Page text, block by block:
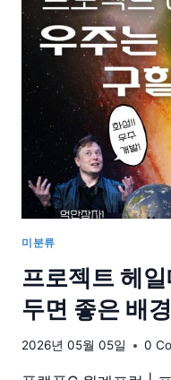
미분류
프로젝트 헤
두면 좋은 배
2026년 05월 05일 0